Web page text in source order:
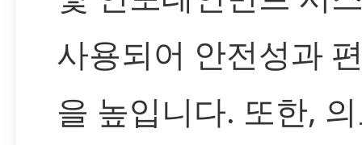
사용되어 안전성과
을 높입니다. 또한,